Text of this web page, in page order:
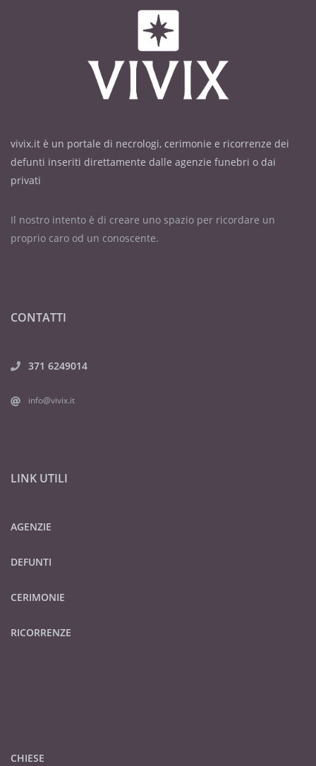
vivix.it è un portale di necrologi, cerimonie e ricorrenze dei
defunti inseriti direttamente dalle agenzie funebri o dai
privati
Il nostro intento è di creare uno spazio per ricordare un
proprio caro od un conoscente.
CONTATTI
371 6249014
info@vivix.it
LINK UTILI
AGENZIE
DEFUNTI
CERIMONIE
RICORRENZE
CHIESE